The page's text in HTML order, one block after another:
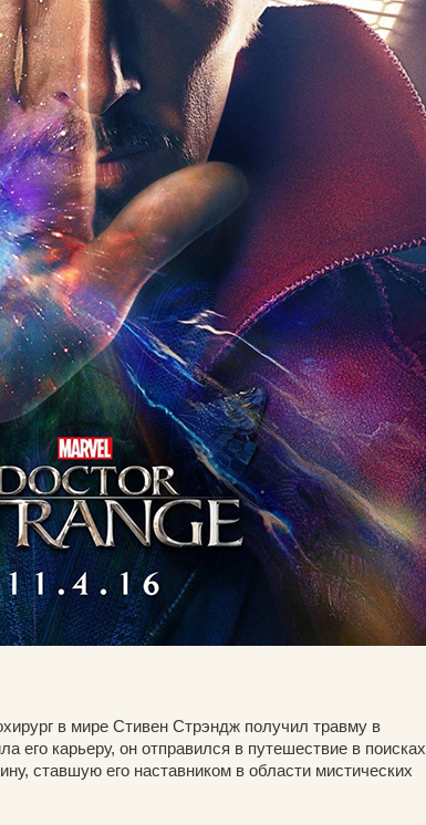
в мире Стивен Стрэндж получил травму в
его карьеру, он отправился в путешествие в поисках
ставшую его наставником в области мистических